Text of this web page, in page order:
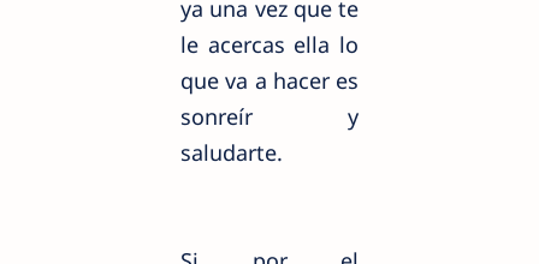
ya una vez que te
le acercas ella lo
que va a hacer es
sonreír y
saludarte.